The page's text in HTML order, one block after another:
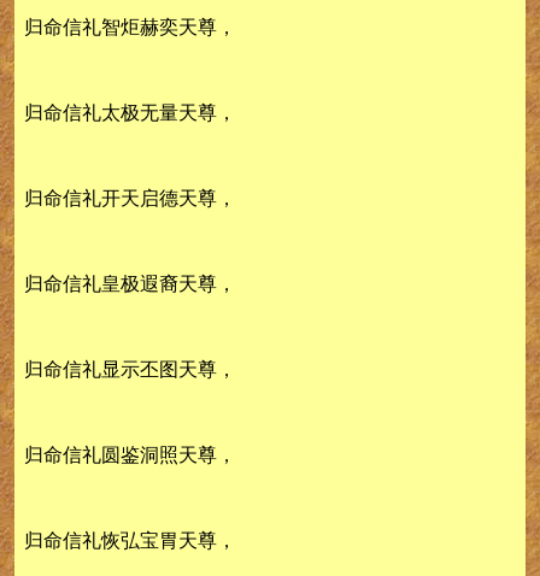
归命信礼智炬赫奕天尊，
归命信礼太极无量天尊，
归命信礼开天启德天尊，
归命信礼皇极遐裔天尊，
归命信礼显示丕图天尊，
归命信礼圆鉴洞照天尊，
归命信礼恢弘宝胃天尊，